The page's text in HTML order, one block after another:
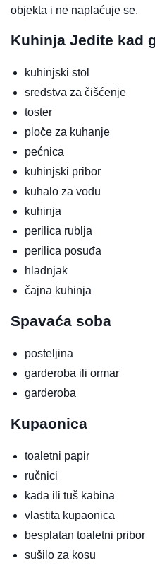
objekta i ne naplaćuje se.
Kuhinja Jedite kad
kuhinjski stol
sredstva za čišćenje
toster
ploče za kuhanje
pećnica
kuhinjski pribor
kuhalo za vodu
kuhinja
perilica rublja
perilica posuđa
hladnjak
čajna kuhinja
Spavaća soba
posteljina
garderoba ili ormar
garderoba
Kupaonica
toaletni papir
ručnici
kada ili tuš kabina
vlastita kupaonica
besplatan toaletni pribor
sušilo za kosu